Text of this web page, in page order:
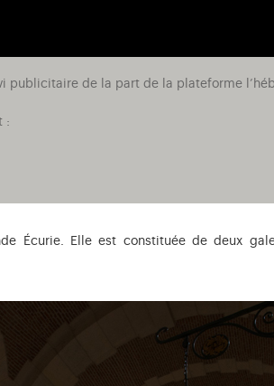
de la part de la plateforme
:
Écurie. Elle est constituée de deux